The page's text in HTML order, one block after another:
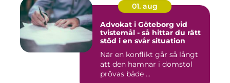
01. aug
Advokat i Göteborg vid
tvistemål - så hittar du rätt
stöd i en svår situation
När en konflikt går så långt
att den hamnar i domstol
prövas både ...